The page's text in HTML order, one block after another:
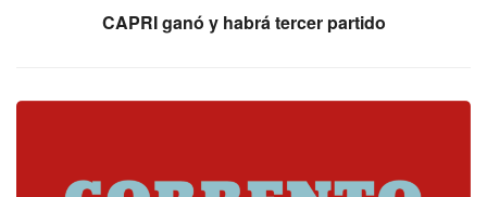
CAPRI ganó y habrá tercer partido